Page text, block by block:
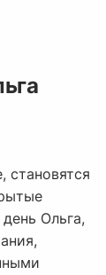
становятся
Ольга,